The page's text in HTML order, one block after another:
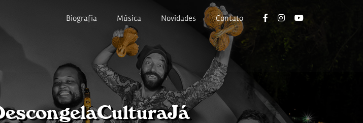
Biografia Música Novidades Contato